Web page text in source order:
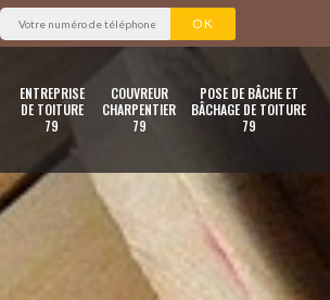
ENTREPRISE
DE TOITURE
79
COUVREUR
CHARPENTIER
79
POSE DE BÂCHE ET
BÂCHAGE DE TOITURE
79